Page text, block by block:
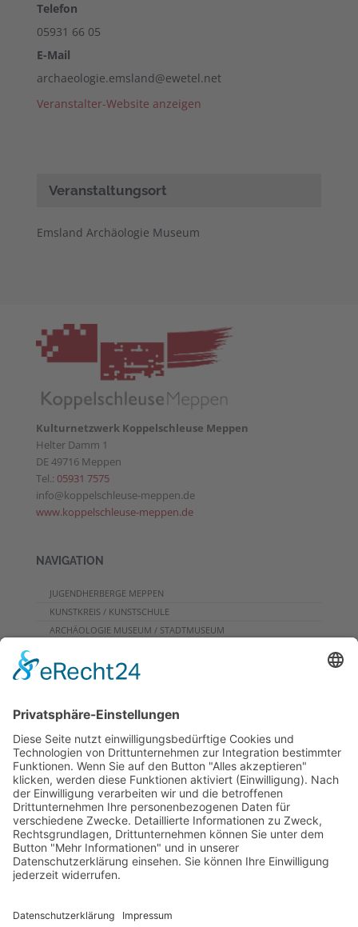
Telefon
05931 66 05
E-Mail
archaeologie.emsland@ewetel.net
Veranstalter-Website anzeigen
Veranstaltungsort
Emsland Archäologie Museum
Kulturnetzwerk Koppelschleuse Meppen
Helter Damm 1
DE 49716 Meppen
Tel.: 05931 7575
info@koppelschleuse-meppen.de
www.koppelschleuse-meppen.de
NAVIGATION
JUGENDHERBERGE MEPPEN
KUNSTKREIS / KUNSTSCHULE
ARCHÄOLOGIE MUSEUM / STADTMUSEUM
PROGRAMME FÜR GRUPPEN
DOWNLOADS
PROGRAMMHEFT
GRUPPENPROGRAMME
NEWSLETTER
RUNDFLUG
ARCHIV